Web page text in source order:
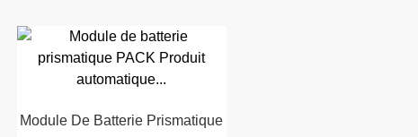
Module De Batterie Prismatique